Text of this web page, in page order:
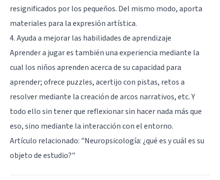
resignificados por los pequeños. Del mismo modo, aporta
materiales para la expresión artística.
4. Ayuda a mejorar las habilidades de aprendizaje
Aprender a jugar es también una experiencia mediante la
cual los niños aprenden acerca de su capacidad para
aprender; ofrece puzzles, acertijo con pistas, retos a
resolver mediante la creación de arcos narrativos, etc. Y
todo ello sin tener que reflexionar sin hacer nada más que
eso, sino mediante la interacción con el entorno.
Artículo relacionado: "Neuropsicología: ¿qué es y cuál es su
objeto de estudio?"